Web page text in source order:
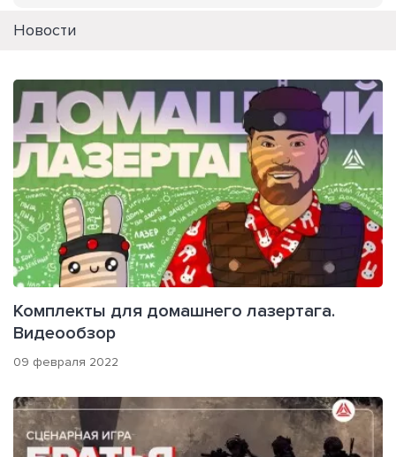
Новости
Комплекты для домашнего лазертага.
Видеообзор
09 февраля 2022